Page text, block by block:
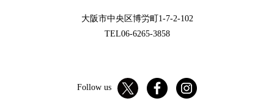
大阪市中央区博労町1-7-2-102
TEL06-6265-3858
Follow us